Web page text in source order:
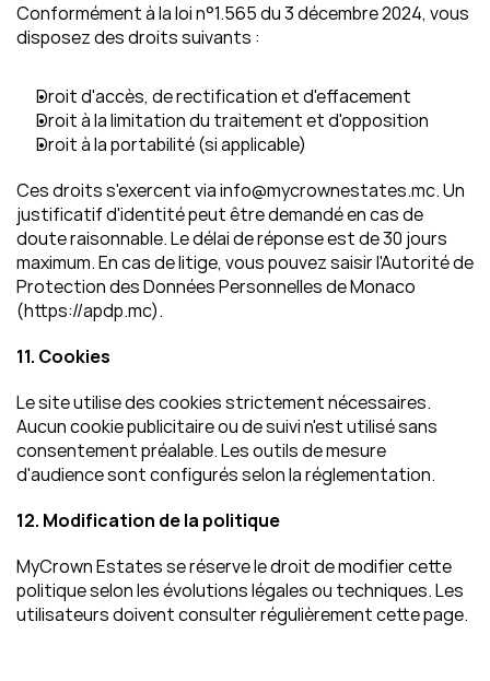
Conformément à la loi n°1.565 du 3 décembre 2024, vous
disposez des droits suivants :
Droit d'accès, de rectification et d'effacement
Droit à la limitation du traitement et d'opposition
Droit à la portabilité (si applicable)
Ces droits s'exercent via info@mycrownestates.mc. Un
justificatif d'identité peut être demandé en cas de
doute raisonnable. Le délai de réponse est de 30 jours
maximum. En cas de litige, vous pouvez saisir l'Autorité de
Protection des Données Personnelles de Monaco
(https://apdp.mc).
11. Cookies
Le site utilise des cookies strictement nécessaires.
Aucun cookie publicitaire ou de suivi n'est utilisé sans
consentement préalable. Les outils de mesure
d'audience sont configurés selon la réglementation.
12. Modification de la politique
MyCrown Estates se réserve le droit de modifier cette
politique selon les évolutions légales ou techniques. Les
utilisateurs doivent consulter régulièrement cette page.